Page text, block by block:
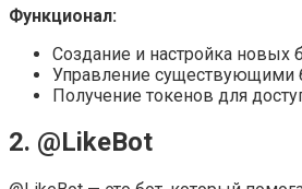
Функционал:
Создание и настройка новых
Управление существующими
Получение токенов для
2. @LikeBot